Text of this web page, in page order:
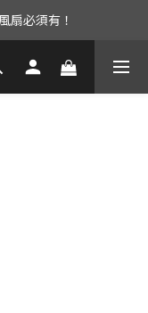
惠中！
扇必須有！
金可以領取唷！
惠中！